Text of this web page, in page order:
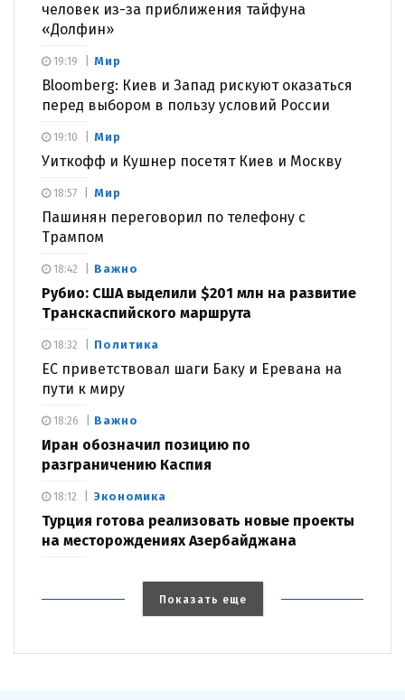
человек из-за приближения тайфуна
«Долфин»
Мир
Bloomberg: Киев и Запад рискуют оказаться
перед выбором в пользу условий России
19:19
Мир
Уиткофф и Кушнер посетят Киев и Москву
19:10
Мир
Пашинян переговорил по телефону с
Трампом
18:57
Важно
Рубио: США выделили $201 млн на развитие
Транскаспийского маршрута
18:42
Политика
ЕС приветствовал шаги Баку и Еревана на
пути к миру
18:32
Важно
Иран обозначил позицию по
разграничению Каспия
18:26
Экономика
Турция готова реализовать новые проекты
на месторождениях Азербайджана
18:12
Показать еще